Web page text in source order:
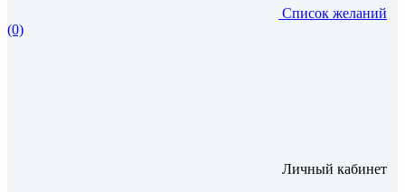
Список желаний
(0)
Личный кабинет